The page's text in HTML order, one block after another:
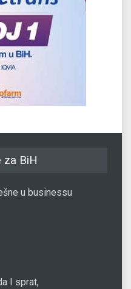
za BiH
u businessu
I sprat,